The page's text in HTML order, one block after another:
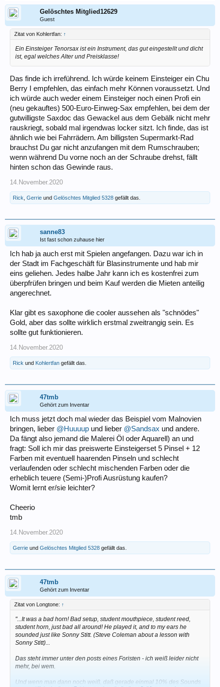
Gelöschtes Mitglied12629
Guest
Zitat von Kohlertfan: ↑
Ein Einsteiger Tenorsax ist ein Instrument, das gut eingestellt und dicht
ist, egal welches Alter und Preisklasse!
Das finde ich irreführend. Ich würde keinem Einsteiger ein Chu
Berry I empfehlen, das einfach mehr Können voraussetzt. Und
ich würde auch weder einem Einsteiger noch einen Profi ein
(neu gekauftes) 500-Euro-Einweg-Sax empfehlen, bei dem der
gutwilligste Saxdoc das Gewackel aus dem Gebälk nicht mehr
rauskriegt, sobald mal irgendwas locker sitzt. Ich finde, das ist
ähnlich wie bei Fahrrädern. Am billigsten Supermarkt-Rad
brauchst Du gar nicht anzufangen mit dem Rumschrauben;
wenn während Du vorne noch an der Schraube drehst, fällt
hinten schon das Gewinde raus.
14.November.2020
Rick Gerrie und Gelöschtes Mitglied 5328 gefällt das.
sanne83
Ist fast schon zuhause hier
Ich hab ja auch erst mit Spielen angefangen. Dazu war ich in
der Stadt im Fachgeschäft für Blasinstrumente und hab mir
eins geliehen. Jedes halbe Jahr kann ich es kostenfrei zum
überpfrüfen bringen und beim Kauf werden die Mieten anteilig
angerechnet.
Klar gibt es saxophone die cooler aussehen als "schnödes"
Gold, aber das sollte wirklich erstmal zweitrangig sein. Es
sollte gut funktionieren.
14.November.2020
Rick und Kohlertfan gefällt das.
47tmb
Gehört zum Inventar
Ich muss jetzt doch mal wieder das Beispiel vom Malnovien
bringen, lieber @Huuuup und lieber @Sandsax und andere.
Da fängt also jemand die Malerei Öl oder Aquarell) an und
fragt: Soll ich mir das preiswerte Einsteigerset 5 Pinsel + 12
Farben mit eventuell haarenden Pinseln und schlecht
verlaufenden oder schlecht mischenden Farben oder die
erheblich teuere (Semi-)Profi Ausrüstung kaufen?
Womit lernt er/sie leichter?
Cheerio
tmb
14.November.2020
Gerrie und Gelöschtes Mitglied 5328 gefällt das.
47tmb
Gehört zum Inventar
Zitat von Longtone: ↑
"...It was a bad horn! Bad setup, student mouthpiece, student reed,
student horn, just bad all around! He played it, and to my ears he
sounded just like Sonny Stitt. (Steve Coleman about a lesson with
Sonny Stitt)...
Das steht immer unter den posts eines Foristen - ich weiß leider nicht
mehr, bei wem.
Und wenn man dann noch weiß, daß gerade einmal 10% des Sounds